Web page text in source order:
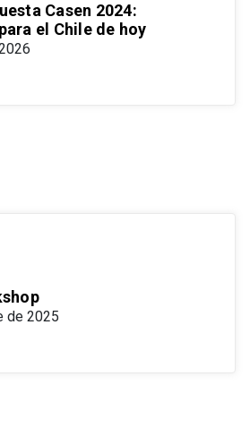
Casen 2024:
el Chile de hoy
de 2025